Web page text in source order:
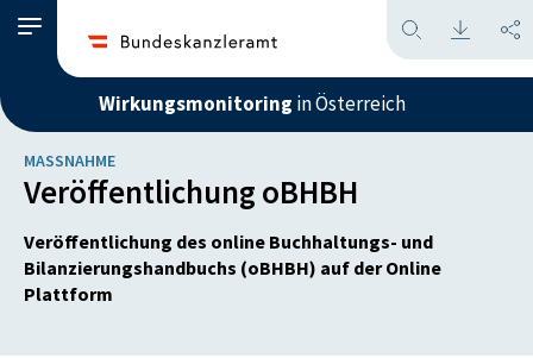
Wirkungsmonitoring in Österreich
MASSNAHME
Veröffentlichung oBHBH
Veröffentlichung des online Buchhaltungs- und
Bilanzierungshandbuchs (oBHBH) auf der Online
Plattform